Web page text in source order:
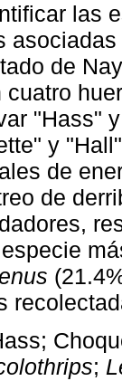
las
de
"Hass"
y
de
de
;